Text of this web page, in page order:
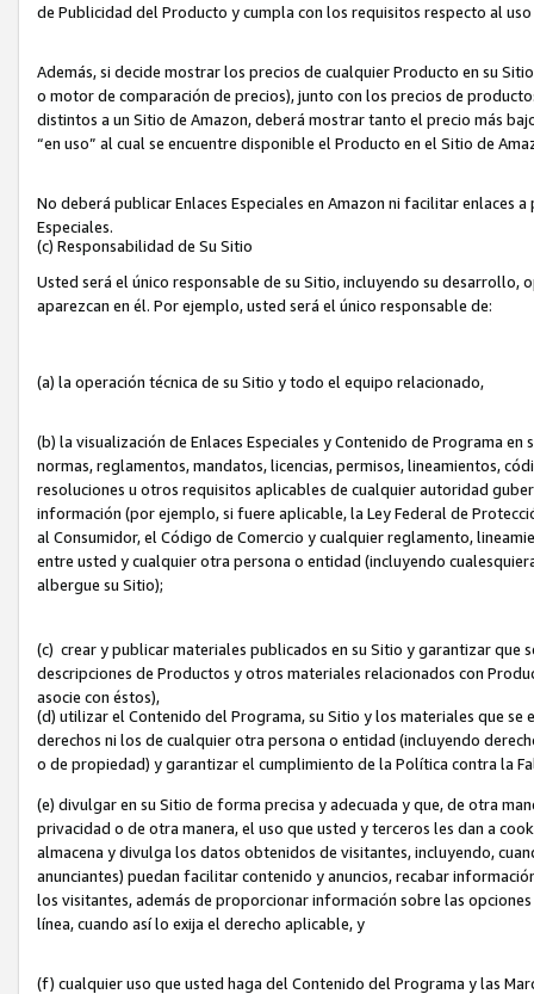
de Publicidad del Producto y cumpla con los requisitos respecto al uso
Además, si decide mostrar los precios de cualquier Producto en su
o motor de comparación de precios), junto con los precios de
distintos a un Sitio de Amazon, deberá mostrar tanto el precio más
“en uso” al cual se encuentre disponible el Producto en el Sitio de
No deberá publicar Enlaces Especiales en Amazon ni facilitar enlaces
Especiales.
(c) Responsabilidad de Su Sitio
Usted será el único responsable de su Sitio, incluyendo su
aparezcan en él. Por ejemplo, usted será el único responsable de:
(a) la operación técnica de su Sitio y todo el equipo relacionado,
(b) la visualización de Enlaces Especiales y Contenido de Programa
normas, reglamentos, mandatos, licencias, permisos, lineamientos,
resoluciones u otros requisitos aplicables de cualquier autoridad
información (por ejemplo, si fuere aplicable, la Ley Federal de
al Consumidor, el Código de Comercio y cualquier reglamento,
entre usted y cualquier otra persona o entidad (incluyendo
albergue su Sitio);
(c) crear y publicar materiales publicados en su Sitio y garantizar que
descripciones de Productos y otros materiales relacionados con
asocie con éstos),
(d) utilizar el Contenido del Programa, su Sitio y los materiales que se
derechos ni los de cualquier otra persona o entidad (incluyendo
o de propiedad) y garantizar el cumplimiento de la Política contra la
(e) divulgar en su Sitio de forma precisa y adecuada y que, de otra
privacidad o de otra manera, el uso que usted y terceros les dan a
almacena y divulga los datos obtenidos de visitantes, incluyendo,
anunciantes) puedan facilitar contenido y anuncios, recabar
los visitantes, además de proporcionar información sobre las
línea, cuando así lo exija el derecho aplicable, y
(f) cualquier uso que usted haga del Contenido del Programa y las